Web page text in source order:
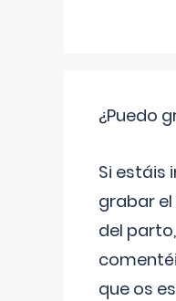
¿Puedo
Si estáis
grabar
del
que os